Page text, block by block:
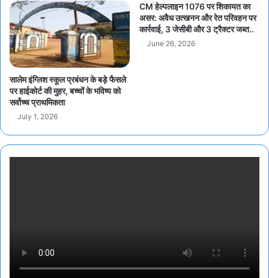
सालेम इंग्लिश स्कूल प्रबंधन के बड़े फैसले
पर हाईकोर्ट की मुहर, बच्चों के भविष्य को
सर्वोच्च प्राथमिकता
July 1, 2026
CM हेल्पलाइन 1076 पर शिकायत का
असर: अवैध उत्खनन और रेत परिवहन पर
कार्रवाई, 3 जेसीबी और 3 ट्रैक्टर जब्त..
June 26, 2026